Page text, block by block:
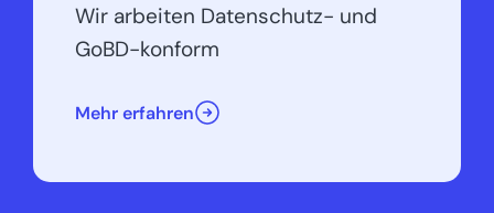
Wir arbeiten Datenschutz- und
GoBD-konform
Mehr erfahren